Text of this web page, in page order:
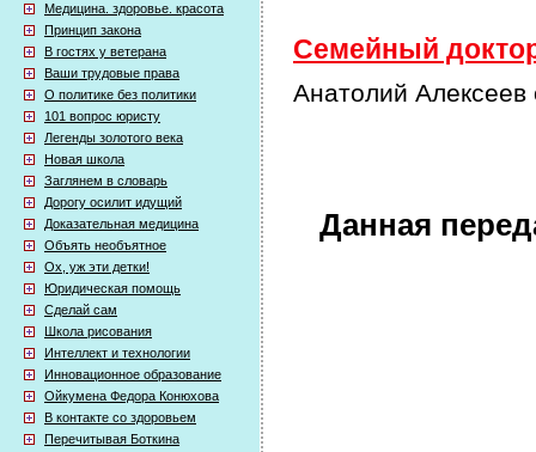
Медицина. здоровье. красота
Принцип закона
В гостях у ветерана
Ваши трудовые права
О политике без политики
101 вопрос юристу
Легенды золотого века
Новая школа
Заглянем в словарь
Дорогу осилит идущий
Доказательная медицина
Объять необъятное
Ох, уж эти детки!
Юридическая помощь
Сделай сам
Школа рисования
Интеллект и технологии
Инновационное образование
Ойкумена Федора Конюхова
В контакте со здоровьем
Перечитывая Боткина
Семейный
Анатолий Алексеев
Данная